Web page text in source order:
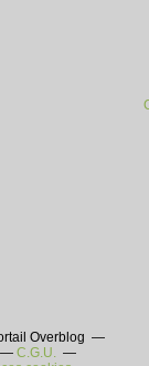
Overblog
C.G.U.